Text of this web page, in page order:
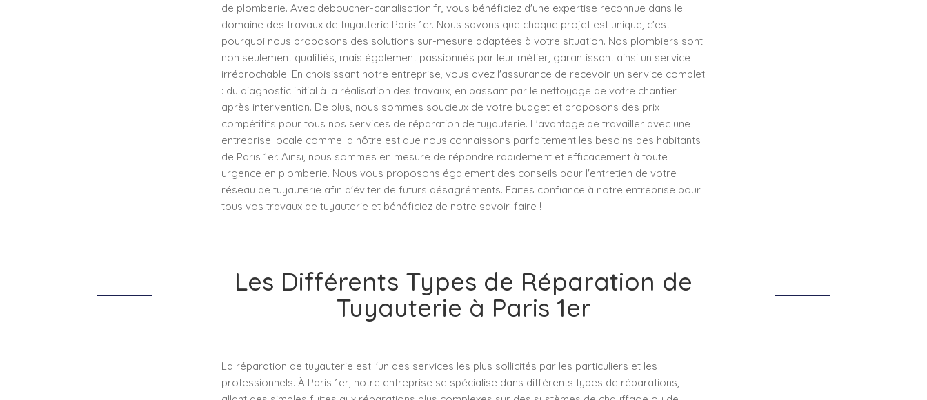
de plomberie. Avec deboucher-canalisation.fr, vous bénéficiez d'une expertise reconnue dans le
domaine des travaux de tuyauterie Paris 1er. Nous savons que chaque projet est unique, c'est
pourquoi nous proposons des solutions sur-mesure adaptées à votre situation. Nos plombiers sont
non seulement qualifiés, mais également passionnés par leur métier, garantissant ainsi un service
irréprochable. En choisissant notre entreprise, vous avez l'assurance de recevoir un service complet
: du diagnostic initial à la réalisation des travaux, en passant par le nettoyage de votre chantier
après intervention. De plus, nous sommes soucieux de votre budget et proposons des prix
compétitifs pour tous nos services de réparation de tuyauterie. L'avantage de travailler avec une
entreprise locale comme la nôtre est que nous connaissons parfaitement les besoins des habitants
de Paris 1er. Ainsi, nous sommes en mesure de répondre rapidement et efficacement à toute
urgence en plomberie. Nous vous proposons également des conseils pour l'entretien de votre
réseau de tuyauterie afin d'éviter de futurs désagréments. Faites confiance à notre entreprise pour
tous vos travaux de tuyauterie et bénéficiez de notre savoir-faire !
Les Différents Types de Réparation de
Tuyauterie à Paris 1er
La réparation de tuyauterie est l'un des services les plus sollicités par les particuliers et les
professionnels. À Paris 1er, notre entreprise se spécialise dans différents types de réparations,